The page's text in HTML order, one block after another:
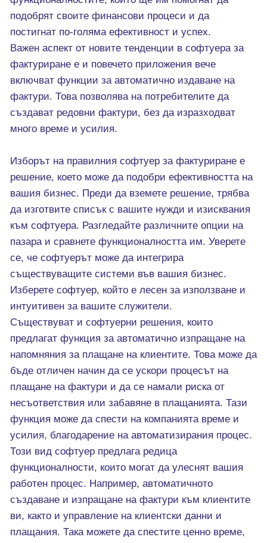
подобрят своите финансови процеси и да
постигнат по-голяма ефективност и успех.
Важен аспект от новите тенденции в софтуера за
фактуриране е и повечето приложения вече
включват функции за автоматично издаване на
фактури. Това позволява на потребителите да
създават редовни фактури, без да изразходват
много време и усилия.
Изборът на правилния софтуер за фактуриране е
решение, което може да подобри ефективността на
вашия бизнес. Преди да вземете решение, трябва
да изготвите списък с вашите нужди и изисквания
към софтуера. Разгледайте различните опции на
пазара и сравнете функционалността им. Уверете
се, че софтуерът може да интегрира
съществуващите системи във вашия бизнес.
Изберете софтуер, който е лесен за използване и
интуитивен за вашите служители.
Съществуват и софтуерни решения, които
предлагат функция за автоматично изпращане на
напомняния за плащане на клиентите. Това може да
бъде отличен начин да се ускори процесът на
плащане на фактури и да се намали риска от
несъответствия или забавяне в плащанията. Тази
функция може да спести на компанията време и
усилия, благодарение на автоматизирания процес.
Този вид софтуер предлага редица
функционалности, които могат да улеснят вашия
работен процес. Например, автоматичното
създаване и изпращане на фактури към клиентите
ви, както и управление на клиентски данни и
плащания. Така можете да спестите ценно време,